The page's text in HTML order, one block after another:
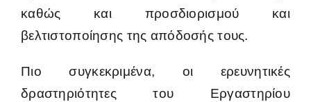
καθώς και προσδιορισμού και
βελτιστοποίησης της απόδοσής τους.
Πιο συγκεκριμένα, οι ερευνητικές
δραστηριότητες του Εργαστηρίου